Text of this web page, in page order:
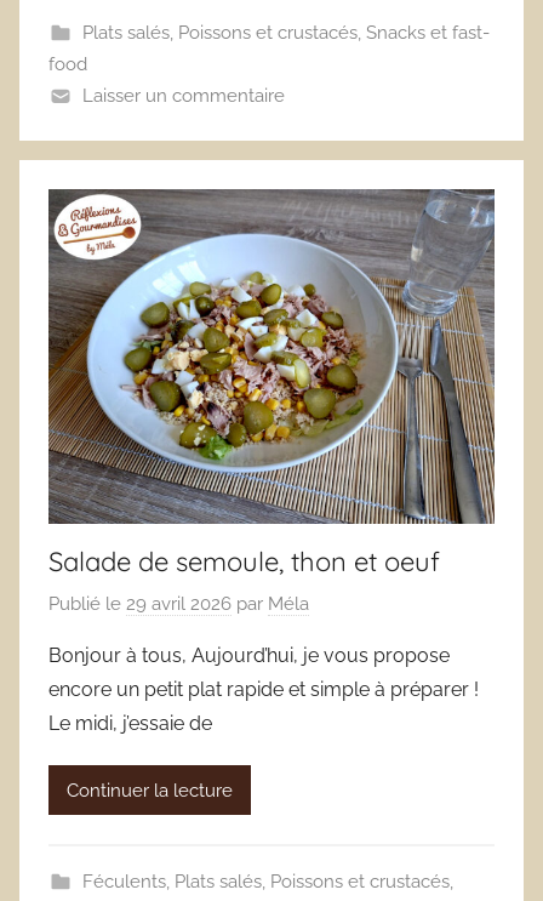
Plats salés, Poissons et crustacés, Snacks et fast-
food
Laisser un commentaire
Salade de semoule, thon et oeuf
Publié le 29 avril 2026 par Méla
Bonjour à tous, Aujourd’hui, je vous propose
encore un petit plat rapide et simple à préparer !
Le midi, j’essaie de
Continuer la lecture
Féculents, Plats salés, Poissons et crustacés,